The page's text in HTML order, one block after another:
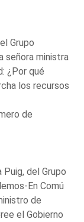
Grupo
señora ministra
¿Por qué
los recursos
de
del Grupo
En Comú
de
el Gobierno